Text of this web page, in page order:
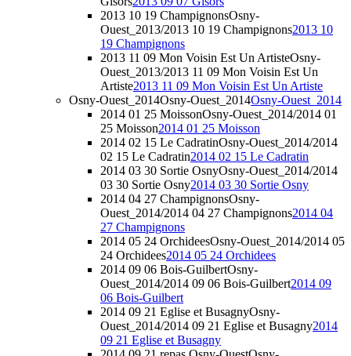
2013 10 19 ChampignonsOsny-
Ouest_2013/2013 10 19 Champignons2013 10
19 Champignons
2013 11 09 Mon Voisin Est Un ArtisteOsny-
Ouest_2013/2013 11 09 Mon Voisin Est Un
Artiste2013 11 09 Mon Voisin Est Un Artiste
Osny-Ouest_2014Osny-Ouest_2014Osny-Ouest_2014
2014 01 25 MoissonOsny-Ouest_2014/2014 01
25 Moisson2014 01 25 Moisson
2014 02 15 Le CadratinOsny-Ouest_2014/2014
02 15 Le Cadratin2014 02 15 Le Cadratin
2014 03 30 Sortie OsnyOsny-Ouest_2014/2014
03 30 Sortie Osny2014 03 30 Sortie Osny
2014 04 27 ChampignonsOsny-
Ouest_2014/2014 04 27 Champignons2014 04
27 Champignons
2014 05 24 OrchideesOsny-Ouest_2014/2014 05
24 Orchidees2014 05 24 Orchidees
2014 09 06 Bois-GuilbertOsny-
Ouest_2014/2014 09 06 Bois-Guilbert2014 09
06 Bois-Guilbert
2014 09 21 Eglise et BusagnyOsny-
Ouest_2014/2014 09 21 Eglise et Busagny2014
09 21 Eglise et Busagny